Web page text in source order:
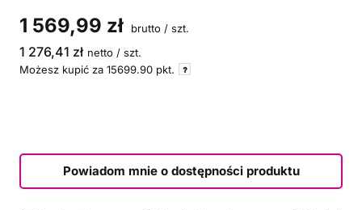
1 569,99 zł brutto / szt.
1 276,41 zł netto / szt.
Możesz kupić za 15699.90 pkt.
Powiadom mnie o dostępności produktu